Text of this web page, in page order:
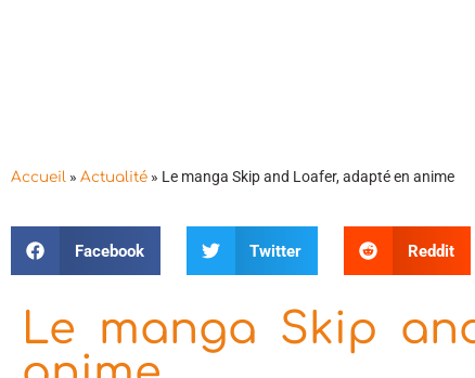
Accueil » Actualité » Le manga Skip and Loafer, adapté en anime
Facebook Twitter Reddit
Le manga Skip